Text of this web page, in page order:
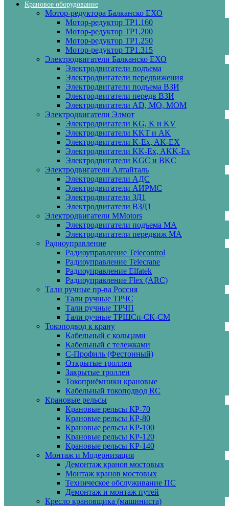
Крановое оборудование
Мотор-редуктора Балканско ЕХО
Мотор-редуктор ТР1.160
Мотор-редуктор ТР1.200
Мотор-редуктор ТР1.250
Мотор-редуктор ТР1.315
Электродвигатели Балканско ЕХО
Электродвигатели подъема
Электродвигатели передвижения
Электродвигатели подъема ВЗИ
Электродвигатели передв ВЗИ
Электродвигатели AD, MO, MOM
Электродвигатели Элмот
Электродвигатели KG, K и KV
Электродвигатели KKT и AK
Электродвигатели K-Ex, AK-EX
Электродвигатели KK-Ex, AKK-Ex
Электродвигатели KGC и BKC
Электродвигатели Алтайталь
Электродвигатели АДС
Электродвигатели АИРМС
Электродвигатели ЗД1
Электродвигатели ВЗД1
Электродвигатели MMotors
Электродвигатели подъема МА
Электродвигатели передвиж МА
Радиоуправление
Радиоуправление Telecontrol
Радиоуправление Telecrane
Радиоуправление Elfatek
Радиоуправление Flex (ARC)
Тали ручные пр-ва Россия
Тали ручные ТРЧС
Тали ручные ТРЧП
Тали ручные ТРШСп-СК-СМ
Токоподвод к крану
Кабельный с кольцами
Кабельный с тележками
С-Профиль (Фестонный)
Открытые троллеи
Закрытые троллеи
Токоприёмники крановые
Кабельный токоподвод RC
Крановые рельсы
Крановые рельсы КР-70
Крановые рельсы КР-80
Крановые рельсы КР-100
Крановые рельсы КР-120
Крановые рельсы КР-140
Монтаж и Модернизация
Демонтаж кранов мостовых
Монтаж кранов мостовых
Техническое обслуживание ПС
Демонтаж и монтаж путей
Кресло крановщика (машиниста)